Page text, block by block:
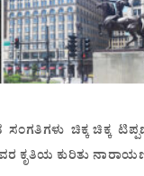
ಸಂಗತಿಗಳು ಚಿಕ್ಕ ಚಿಕ್ಕ
ಕೃತಿಯ ಕುರಿತು